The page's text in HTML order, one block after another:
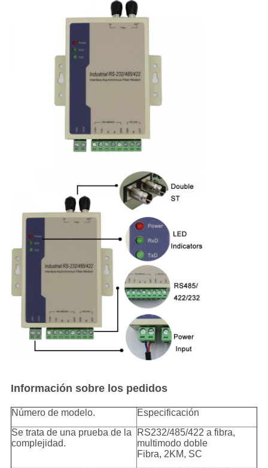
Información sobre los pedidos
Número de modelo.
Especificación
Se trata de una prueba de la
complejidad.
RS232/485/422 a fibra,
multimodo doble
Fibra, 2KM, SC